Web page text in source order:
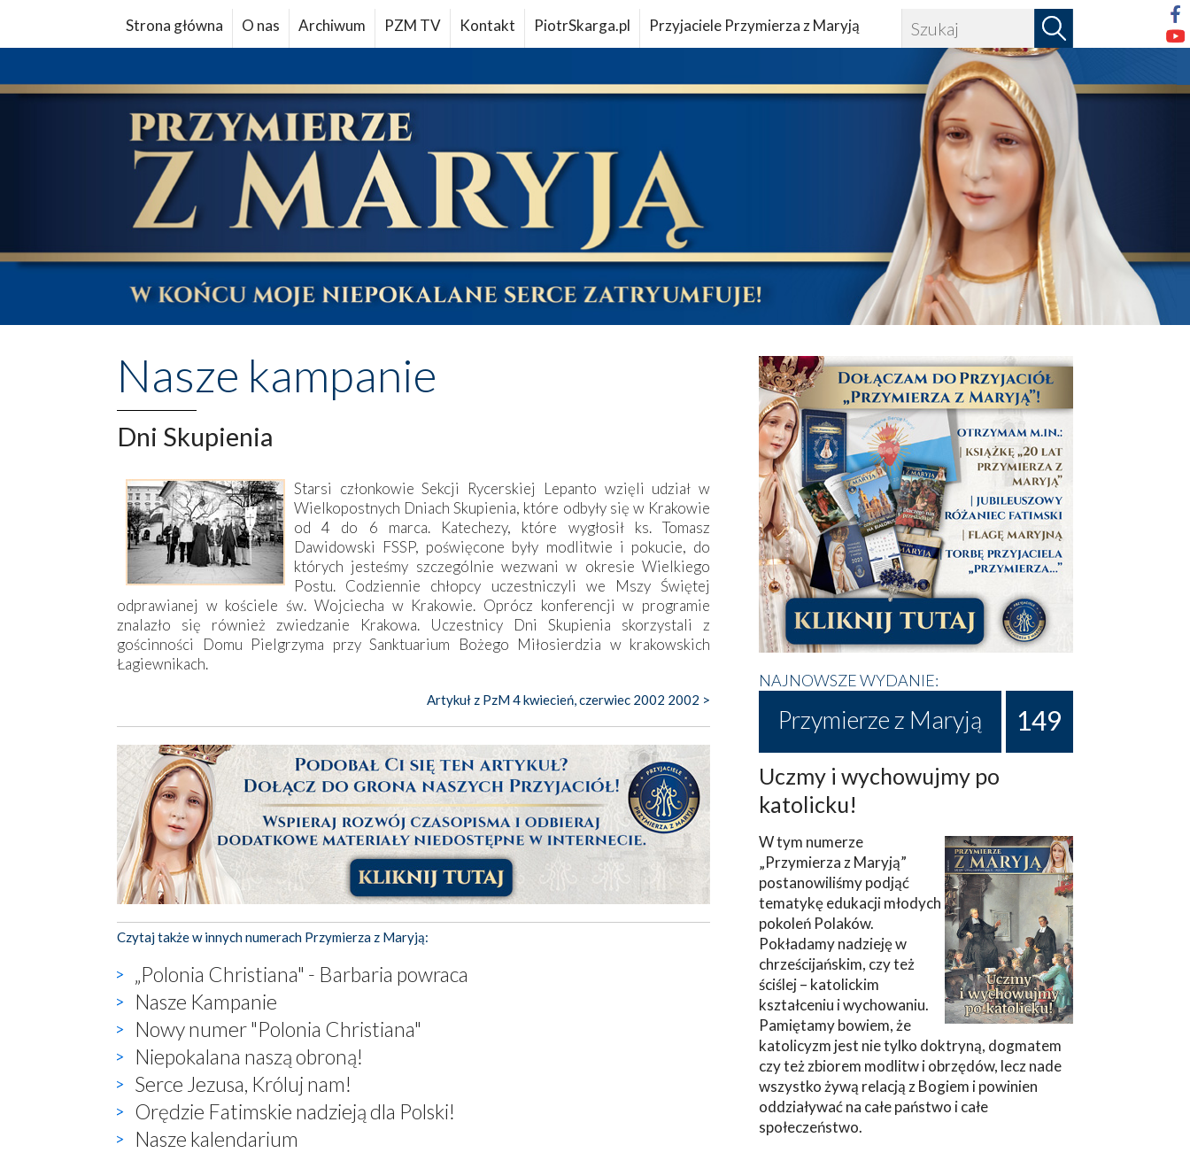
Strona główna O nas Archiwum PZM TV Kontakt PiotrSkarga.pl Przyjaciele Przymierza z Maryją
Nasze kampanie
Dni Skupienia
Starsi członkowie Sekcji Rycerskiej Lepanto wzięli udział w
Wielkopostnych Dniach Skupienia, które odbyły się w Krakowie
od 4 do 6 marca. Katechezy, które wygłosił ks. Tomasz
Dawidowski FSSP, poświęcone były modlitwie i pokucie, do
których jesteśmy szczególnie wezwani w okresie Wielkiego
Postu. Codziennie chłopcy uczestniczyli we Mszy Świętej
odprawianej w kościele św. Wojciecha w Krakowie. Oprócz konferencji w programie
znalazło się również zwiedzanie Krakowa. Uczestnicy Dni Skupienia skorzystali z
gościnności Domu Pielgrzyma przy Sanktuarium Bożego Miłosierdzia w krakowskich
Łagiewnikach.
Artykuł z PzM 4 kwiecień, czerwiec 2002 2002 >
Czytaj także w innych numerach Przymierza z Maryją:
„Polonia Christiana" - Barbaria powraca
Nasze Kampanie
Nowy numer "Polonia Christiana"
Niepokalana naszą obroną!
Serce Jezusa, Króluj nam!
Orędzie Fatimskie nadzieją dla Polski!
Nasze kalendarium
NAJNOWSZE WYDANIE:
Przymierze z Maryją 149
Uczmy i wychowujmy po
katolicku!
W tym numerze
„Przymierza z Maryją”
postanowiliśmy podjąć
tematykę edukacji młodych
pokoleń Polaków.
Pokładamy nadzieję w
chrześcijańskim, czy też
ściślej – katolickim
kształceniu i wychowaniu.
Pamiętamy bowiem, że
katolicyzm jest nie tylko doktryną, dogmatem
czy też zbiorem modlitw i obrzędów, lecz nade
wszystko żywą relacją z Bogiem i powinien
oddziaływać na całe państwo i całe
społeczeństwo.